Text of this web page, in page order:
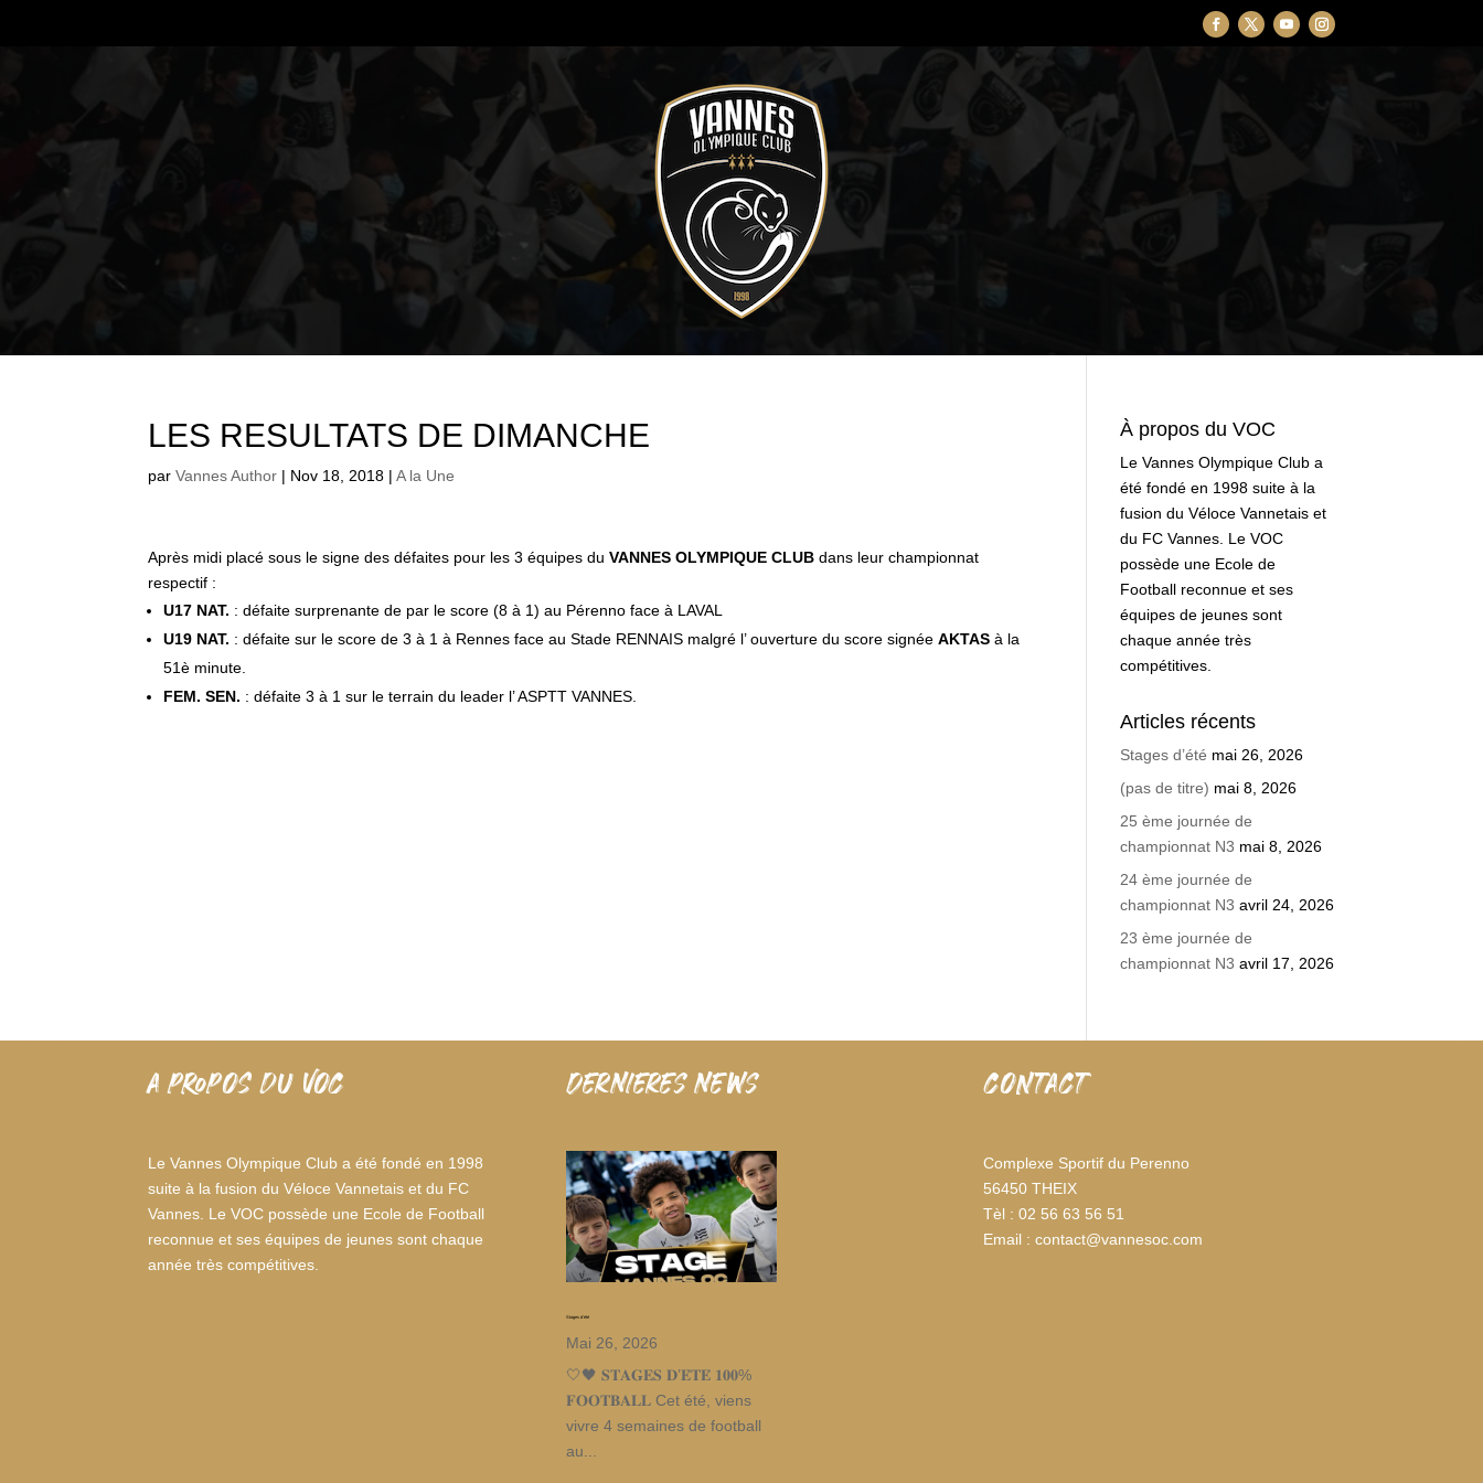
LES RESULTATS DE DIMANCHE
parVannes Author | Nov 18, 2018 |A la Une
Après midi placé sous le signe des défaites pour les 3 équipes du VANNES OLYMPIQUE CLUB dans leur championnat
respectif :
U17 NAT. : défaite surprenante de par le score (8 à 1) au Pérenno face à LAVAL
U19 NAT. : défaite sur le score de 3 à 1 à Rennes face au Stade RENNAIS malgré l’ ouverture du score signéeAKTAS à la
51è minute.
FEM. SEN. : défaite 3 à 1 sur le terrain du leader l’ ASPTT VANNES.
À propos du VOC
Le Vannes Olympique Club a
été fondé en 1998 suite à la
fusion du Véloce Vannetais et
du FC Vannes. Le VOC
possède une Ecole de
Football reconnue et ses
équipes de jeunes sont
chaque année très
compétitives.
Articles récents
Stages d’été mai 26, 2026
(pas de titre) mai 8, 2026
25 ème journée de
championnat N3 mai 8, 2026
24 ème journée de
championnat N3 avril 24, 2026
23 ème journée de
championnat N3 avril 17, 2026
A PROPOS DU VOC
Le Vannes Olympique Club a été fondé en 1998
suite à la fusion du Véloce Vannetais et du FC
Vannes. Le VOC possède une Ecole de Football
reconnue et ses équipes de jeunes sont chaque
année très compétitives.
dernieres news
Stages d’été
Mai 26, 2026
🤍🖤 𝐒𝐓𝐀𝐆𝐄𝐒 𝐃’𝐄́𝐓𝐄́ 𝟏𝟎𝟎%
𝐅𝐎𝐎𝐓𝐁𝐀𝐋𝐋 Cet été, viens
vivre 4 semaines de football
au...
CONTACT
Complexe Sportif du Perenno
56450 THEIX
Tèl : 02 56 63 56 51
Email : contact@vannesoc.com